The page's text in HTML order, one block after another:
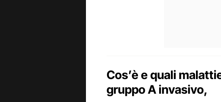
Cos’è e quali
gruppo A invasivo,